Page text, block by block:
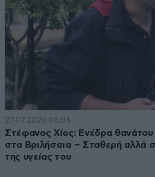
27·07·2020 08:06
Στέφανος Χίος: Ενέδρα
στα Βριλήσσια – Σταθερή αλλά
της υγείας του